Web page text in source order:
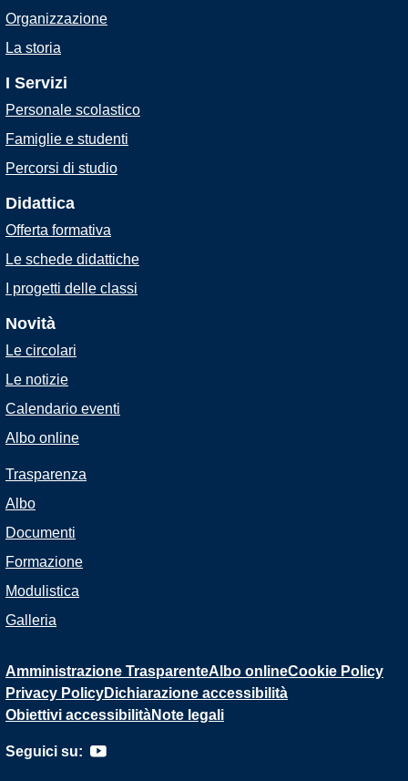
Organizzazione
La storia
I Servizi
Personale scolastico
Famiglie e studenti
Percorsi di studio
Didattica
Offerta formativa
Le schede didattiche
I progetti delle classi
Novità
Le circolari
Le notizie
Calendario eventi
Albo online
Trasparenza
Albo
Documenti
Formazione
Modulistica
Galleria
Amministrazione TrasparenteAlbo onlineCookie Policy
Privacy PolicyDichiarazione accessibilità
Obiettivi accessibilitàNote legali
Seguici su: